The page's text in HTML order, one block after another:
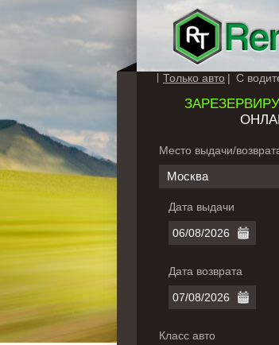
Только авто С
Место выдачи/
Москва
Дата выдачи
Дата возврата
Класс авто